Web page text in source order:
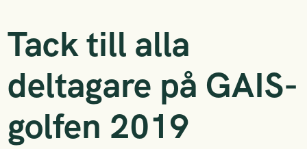
Tack till alla
deltagare på GAIS-
golfen 2019